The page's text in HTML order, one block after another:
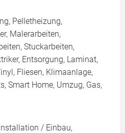
Pelletheizung,
Malerarbeiten,
Stuckarbeiten,
Entsorgung, Laminat,
Fliesen, Klimaanlage,
Smart Home, Umzug, Gas,
/ Einbau,